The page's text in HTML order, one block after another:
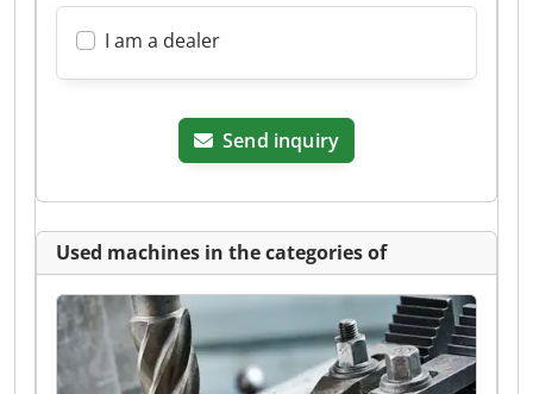
I am a dealer
Send inquiry
Used machines in the categories of